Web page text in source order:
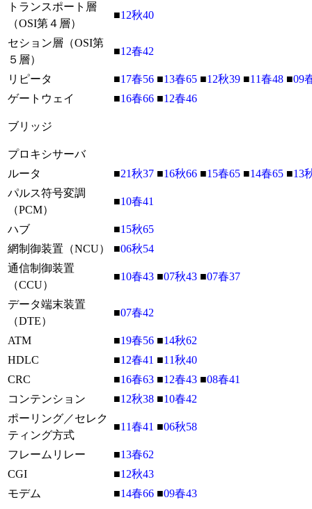
トランスポート層
（OSI第４層）
■12秋40
セション層（OSI第
５層）
■12春42
リピータ ■17春56 ■13春65 ■12秋39 ■11春48 ■09
ゲートウェイ
■16春66 ■12春46
ブリッジ
プロキシサーバ
ルータ
■21秋37 ■16秋66 ■15春65 ■14春65 ■13
パルス符号変調
（PCM）
■10春41
ハブ ■15秋65
網制御装置（NCU）
■06秋54
通信制御装置
（CCU）
■10春43 ■07秋43 ■07春37
データ端末装置
（DTE）
■07春42
ATM ■19春56 ■14秋62
HDLC
■12春41 ■11秋40
CRC
■16春63 ■12春43 ■08春41
コンテンション
■12秋38 ■10春42
ポーリング／セレク
ティング方式
■11春41 ■06秋58
フレームリレー ■13春62
CGI
■12秋43
モデム
■14春66 ■09春43